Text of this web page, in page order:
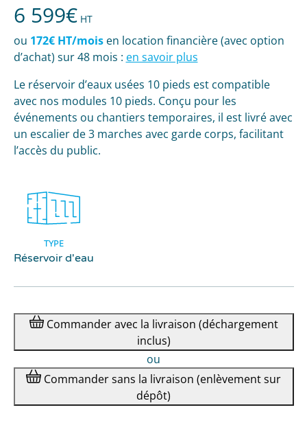
6 599€ HT
ou 172€ HT/moisen location financière (avec option
d’achat) sur 48 mois : en savoir plus
Le réservoir d’eaux usées 10 pieds est compatible
avec nos modules 10 pieds. Conçu pour les
événements ou chantiers temporaires, il est livré avec
un escalier de 3 marches avec garde corps, facilitant
l’accès du public.
TYPE
Réservoir d'eau
Commanderavec la livraison (déchargement
inclus)
ou
Commandersans la livraison (enlèvement sur
dépôt)